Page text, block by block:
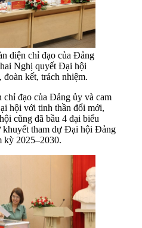
diện chỉ đạo của Đảng
Nghị quyết Đại hội
kết, trách nhiệm.
chỉ đạo của Đảng ủy và cam
hội với tinh thần đổi mới,
cũng đã bầu 4 đại biểu
khuyết tham dự Đại hội Đảng
2025–2030.